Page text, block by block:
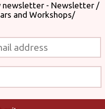
newsletter - Newsletter /
and Workshops/